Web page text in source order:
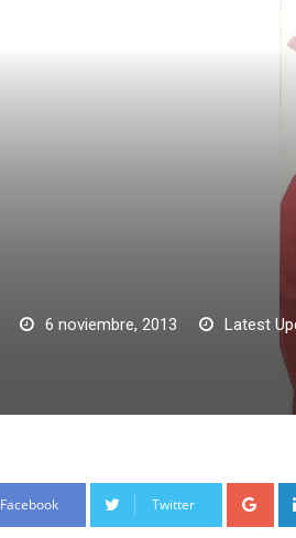
6 noviembre, 2013 Latest
Facebook Twitter